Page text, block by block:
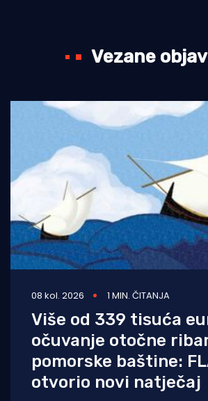
Vezane
08 kol. 2026 1 MIN. ČITANJA
Više od 339 tisuća
očuvanje otočne
pomorske baštine:
otvorio novi natječaj